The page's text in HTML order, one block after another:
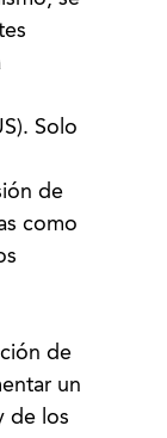
Solo
de
como
de
un
de los